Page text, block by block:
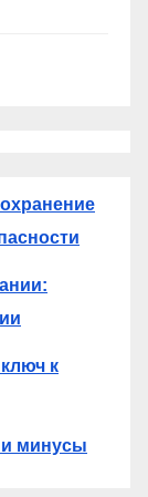
к
и минусы